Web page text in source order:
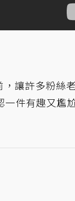
讓許多粉絲
一件有趣又尷